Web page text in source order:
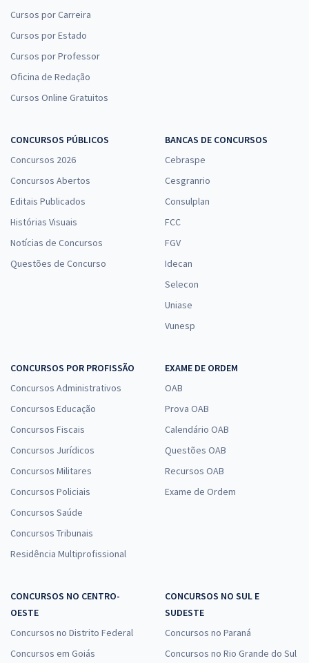
Cursos por Carreira
Cursos por Estado
Cursos por Professor
Oficina de Redação
Cursos Online Gratuitos
CONCURSOS PÚBLICOS
Concursos 2026
Concursos Abertos
Editais Publicados
Histórias Visuais
Notícias de Concursos
Questões de Concurso
BANCAS DE CONCURSOS
Cebraspe
Cesgranrio
Consulplan
FCC
FGV
Idecan
Selecon
Uniase
Vunesp
CONCURSOS POR PROFISSÃO
Concursos Administrativos
Concursos Educação
Concursos Fiscais
Concursos Jurídicos
Concursos Militares
Concursos Policiais
Concursos Saúde
Concursos Tribunais
Residência Multiprofissional
EXAME DE ORDEM
OAB
Prova OAB
Calendário OAB
Questões OAB
Recursos OAB
Exame de Ordem
CONCURSOS NO CENTRO-
OESTE
Concursos no Distrito Federal
Concursos em Goiás
CONCURSOS NO SUL E
SUDESTE
Concursos no Paraná
Concursos no Rio Grande do Sul